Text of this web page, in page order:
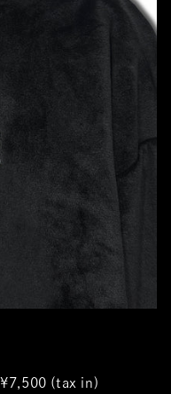
¥7,500 (tax in)